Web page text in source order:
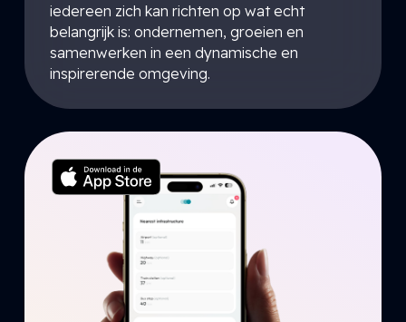
iedereen zich kan richten op wat echt
belangrijk is: ondernemen, groeien en
samenwerken in een dynamische en
inspirerende omgeving.